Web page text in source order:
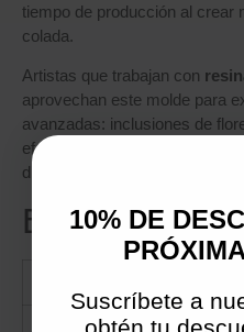
tiempo de producción al crear
colada.
Artistas que trabajan con
aprovechan este molde para
avanzadas: inclusiones de
efectos oceánicos con
diferentes opacidades que
10% DE
Suscríbete a